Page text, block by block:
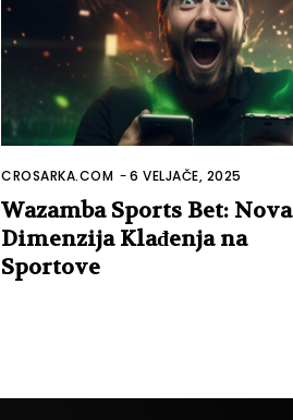
CROSARKA.COM -6 VELJAČE, 2025
Wazamba Sports Bet: Nova
Dimenzija Klađenja na
Sportove